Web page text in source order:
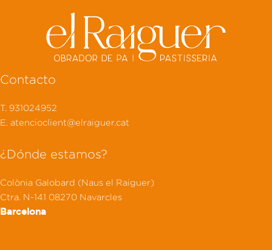
Contacto
T. 931024952
E. atencioclient@elraiguer.cat
¿Dónde estamos?
Colònia Galobard (Naus el Raiguer)
Ctra. N-141 08270 Navarcles
Barcelona